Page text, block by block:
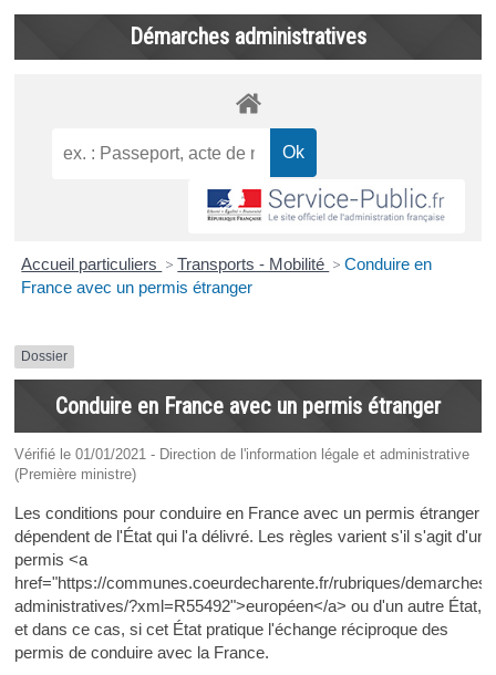
Démarches administratives
Accueil particuliers > Transports - Mobilité > Conduire en
France avec un permis étranger
Dossier
Conduire en France avec un permis étranger
Vérifié le 01/01/2021 - Direction de l'information légale et administrative
(Première ministre)
Les conditions pour conduire en France avec un permis étranger
dépendent de l'État qui l'a délivré. Les règles varient s'il s'agit d'un
permis <a
href="https://communes.coeurdecharente.fr/rubriques/demarches-
administratives/?xml=R55492">européen</a> ou d'un autre État,
et dans ce cas, si cet État pratique l'échange réciproque des
permis de conduire avec la France.